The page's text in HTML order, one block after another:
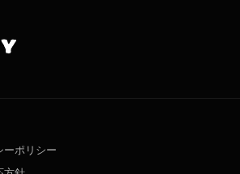
ーポリシー